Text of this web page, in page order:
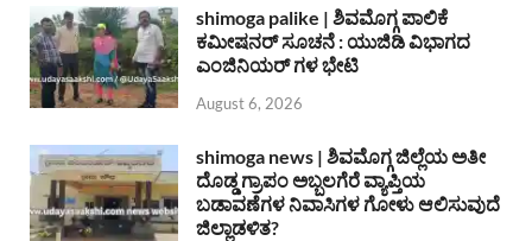
shimoga palike | ಶಿವಮೊಗ್ಗ ಪಾಲಿಕೆ
ಕಮೀಷನರ್ ಸೂಚನೆ : ಯುಜಿಡಿ ವಿಭಾಗದ
ಎಂಜಿನಿಯರ್ ಗಳ ಭೇಟಿ
August 6, 2026
shimoga news | ಶಿವಮೊಗ್ಗ ಜಿಲ್ಲೆಯ ಅತೀ
ದೊಡ್ಡ ಗ್ರಾಪಂ ಅಬ್ಬಲಗೆರೆ ವ್ಯಾಪ್ತಿಯ
ಬಡಾವಣೆಗಳ ನಿವಾಸಿಗಳ ಗೋಳು ಆಲಿಸುವುದೆ
ಜಿಲ್ಲಾಡಳಿತ?